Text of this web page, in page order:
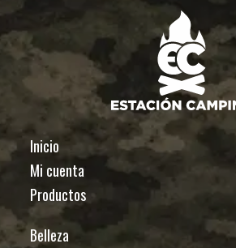
Inicio
Mi cuenta
Productos
Belleza